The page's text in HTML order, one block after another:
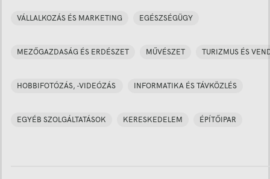
VÁLLALKOZÁS ÉS MARKETING EGÉSZSÉGÜGY
MEZŐGAZDASÁG ÉS ERDÉSZET MŰVÉSZET TURIZMUS ÉS
HOBBIFOTÓZÁS, -VIDEÓZÁS INFORMATIKA ÉS TÁVKÖZLÉS
EGYÉB SZOLGÁLTATÁSOK KERESKEDELEM ÉPÍTŐIPAR